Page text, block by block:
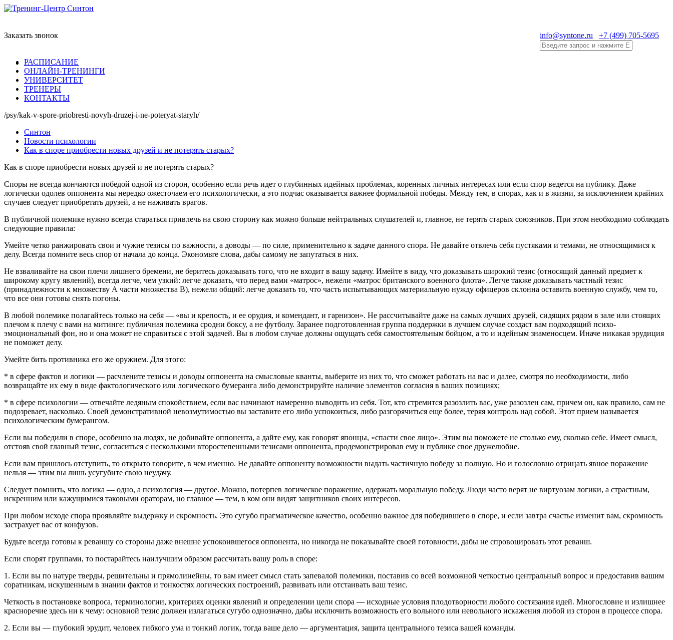
info@syntone.ru +7 (499) 705-5695
Заказать звонок
РАСПИСАНИЕ
ОНЛАЙН-ТРЕНИНГИ
УНИВЕРСИТЕТ
ТРЕНЕРЫ
КОНТАКТЫ
/psy/kak-v-spore-priobresti-novyh-druzej-i-ne-poteryat-staryh/
Синтон
Новости психологии
Как в споре приобрести новых друзей и не потерять старых?
Как в споре приобрести новых друзей и не потерять старых?
Споры не всегда кончаются победой одной из сторон, особенно если речь идет о глубинных идейных проблемах, коренных личных интересах или если спор ведется на публику. Даже
логически одолев оппонента мы нередко ожесточаем его психологически, а это подчас оказывается важнее формальной победы. Между тем, в спорах, как и в жизни, за исключением крайних
случаев следует приобретать друзей, а не наживать врагов.
В публичной полемике нужно всегда стараться привлечь на свою сторону как можно больше нейтральных слушателей и, главное, не терять старых союзников. При этом необходимо соблюдать
следующие правила:
Умейте четко ранжировать свои и чужие тезисы по важности, а доводы — по силе, применительно к задаче данного спора. Не давайте отвлечь себя пустяками и темами, не относящимися к
делу. Всегда помните весь спор от начала до конца. Экономьте слова, дабы самому не запутаться в них.
Не взваливайте на свои плечи лишнего бремени, не беритесь доказывать того, что не входит в вашу задачу. Имейте в виду, что доказывать широкий тезис (относящий данный предмет к
широкому кругу явлений), всегда легче, чем узкий: легче доказать, что перед вами «матрос», нежели «матрос британского военного флота». Легче также доказывать частный тезис
(принадлежности к множеству А части множества В), нежели общий: легче доказать то, что часть испытывающих материальную нужду офицеров склонна оставить военную службу, чем то,
что все они готовы снять погоны.
В любой полемике полагайтесь только на себя — «вы и крепость, и ее орудия, и комендант, и гарнизон». Не рассчитывайте даже на самых лучших друзей, сидящих рядом в зале или стоящих
плечом к плечу с вами на митинге: публичная полемика сродни боксу, а не футболу. Заранее подготовленная группа поддержки в лучшем случае создаст вам подходящий психо-
эмоциональный фон, но и она может не справиться с этой задачей. Вы в любом случае должны ощущать себя самостоятельным бойцом, а то и идейным знаменосцем. Иначе никакая эрудиция
не поможет делу.
Умейте бить противника его же оружием. Для этого:
* в сфере фактов и логики — расчлените тезисы и доводы оппонента на смысловые кванты, выберите из них то, что сможет работать на вас и далее, смотря по необходимости, либо
возвращайте их ему в виде фактологического или логического бумеранга либо демонстрируйте наличие элементов согласия в ваших позициях;
* в сфере психологии — отвечайте ледяным спокойствием, если вас начинают намеренно выводить из себя. Тот, кто стремится разозлить вас, уже разозлен сам, причем он, как правило, сам не
подозревает, насколько. Своей демонстративной невозмутимостью вы заставите его либо успокоиться, либо разгорячиться еще более, теряя контроль над собой. Этот прием называется
психологическим бумерангом.
Если вы победили в споре, особенно на людях, не добивайте оппонента, а дайте ему, как говорят японцы, «спасти свое лицо». Этим вы поможете не столько ему, сколько себе. Имеет смысл,
отстояв свой главный тезис, согласиться с несколькими второстепенными тезисами оппонента, продемонстрировав ему и публике свое дружелюбие.
Если вам пришлось отступить, то открыто говорите, в чем именно. Не давайте оппоненту возможности выдать частичную победу за полную. Но и голословно отрицать явное поражение
нельзя — этим вы лишь усугубите свою неудачу.
Следует помнить, что логика — одно, а психология — другое. Можно, потерпев логическое поражение, одержать моральную победу. Люди часто верят не виртуозам логики, а страстным,
искренним или кажущимися таковыми ораторам, но главное — тем, в ком они видят защитников своих интересов.
При любом исходе спора проявляйте выдержку и скромность. Это сугубо прагматическое качество, особенно важное для победившего в споре, и если завтра счастье изменит вам, скромность
застрахует вас от конфузов.
Будьте всегда готовы к реваншу со стороны даже внешне успокоившегося оппонента, но никогда не показывайте своей готовности, дабы не спровоцировать этот реванш.
Если спорят группами, то постарайтесь наилучшим образом рассчитать вашу роль в споре:
1. Если вы по натуре тверды, решительны и прямолинейны, то вам имеет смысл стать запевалой полемики, поставив со всей возможной четкостью центральный вопрос и предоставив вашим
соратникам, искушенным в знании фактов и тонкостях логических построений, развивать или отстаивать ваш тезис.
Четкость в постановке вопроса, терминологии, критериях оценки явлений и определении цели спора — исходные условия плодотворности любого состязания идей. Многословие и излишнее
красноречие здесь ни к чему: основной тезис должен излагаться сугубо однозначно, дабы исключить возможность его вольного или невольного искажения любой из сторон в процессе спора.
2. Если вы — глубокий эрудит, человек гибкого ума и тонкий логик, тогда ваше дело — аргументация, защита центрального тезиса вашей команды.